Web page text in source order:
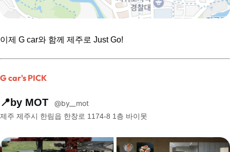
이제 G car와 함께 제주로 Just Go!
G car's PICK
📍by MOT @by__mot
제주 제주시 한림읍 한창로 1174-8 1층 바이못